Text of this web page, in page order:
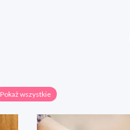
Pokaż wszystkie